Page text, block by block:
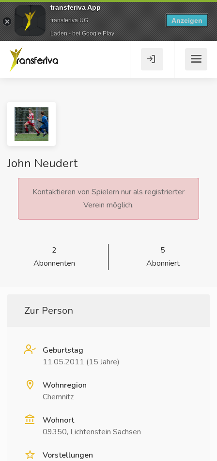
John Neudert
Kontaktieren von Spielern nur als registrierter
Verein möglich.
2
Abonnenten
5
Abonniert
Zur Person
Geburtstag
11.05.2011 (15 Jahre)
Wohnregion
Chemnitz
Wohnort
09350, Lichtenstein Sachsen
Vorstellungen
transferiva App
transferiva UG
Laden - bei Google Play
Anzeigen